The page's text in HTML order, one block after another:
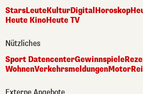
StarsLeuteKulturDigital Horoskop
Heute KinoHeute TV
Nützliches
Sport DatencenterGewinnspiele
WohnenVerkehrsmeldungenMotor